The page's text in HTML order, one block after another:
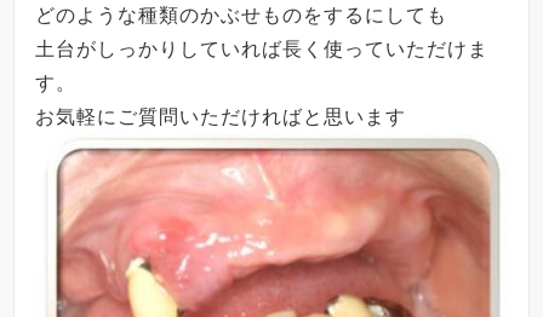
どのような種類のかぶせものをするにしても
土台がしっかりしていれば長く使っていただけま
す。
お気軽にご質問いただければと思います